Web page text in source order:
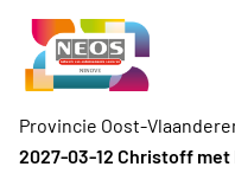
Provincie Oost-
2027-03-12 Christoff